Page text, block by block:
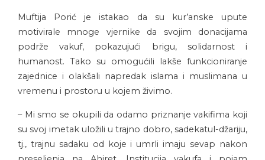
Muftija Porić je istakao da su kur’anske upute
motivirale mnoge vjernike da svojim donacijama
podrže vakuf, pokazujući brigu, solidarnost i
humanost. Tako su omogućili lakše funkcioniranje
zajednice i olakšali napredak islama i muslimana u
vremenu i prostoru u kojem živimo.
– Mi smo se okupili da odamo priznanje vakifima koji
su svoj imetak uložili u trajno dobro, sadekatul-džariju,
tj., trajnu sadaku od koje i umrli imaju sevap nakon